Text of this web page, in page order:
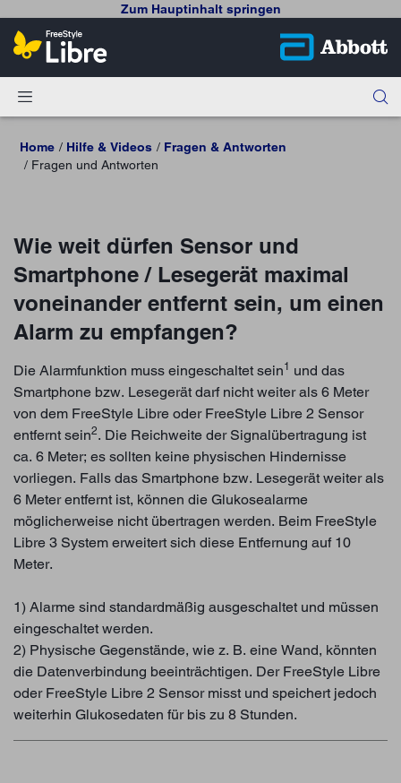
Zum Hauptinhalt springen
Home Hilfe & Videos
Fragen & Antworten
Fragen und Antworten
Wie weit dürfen Sensor und
Smartphone / Lesegerät maximal
voneinander entfernt sein, um einen
Alarm zu empfangen?
Die Alarmfunktion muss eingeschaltet sein1 und das
Smartphone bzw. Lesegerät darf nicht weiter als 6 Meter
von dem FreeStyle Libre oder FreeStyle Libre 2 Sensor
entfernt sein2. Die Reichweite der Signalübertragung ist
ca. 6 Meter; es sollten keine physischen Hindernisse
vorliegen. Falls das Smartphone bzw. Lesegerät weiter als
6 Meter entfernt ist, können die Glukosealarme
möglicherweise nicht übertragen werden. Beim FreeStyle
Libre 3 System erweitert sich diese Entfernung auf 10
Meter.
1) Alarme sind standardmäßig ausgeschaltet und müssen
eingeschaltet werden.
2) Physische Gegenstände, wie z. B. eine Wand, könnten
die Datenverbindung beeinträchtigen. Der FreeStyle Libre
oder FreeStyle Libre 2 Sensor misst und speichert jedoch
weiterhin Glukosedaten für bis zu 8 Stunden.